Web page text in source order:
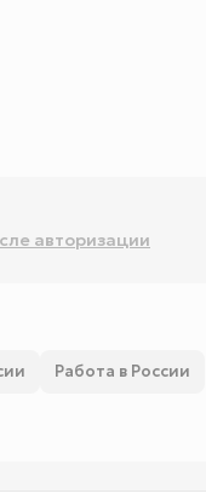
авторизации
Работа в России